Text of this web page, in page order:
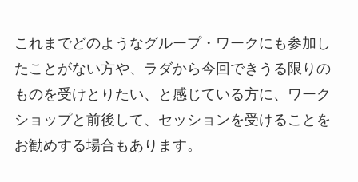
これまでどのようなグループ・ワークにも参加し
たことがない方や、ラダから今回できうる限りの
ものを受けとりたい、と感じている方に、ワーク
ショップと前後して、セッションを受けることを
お勧めする場合もあります。